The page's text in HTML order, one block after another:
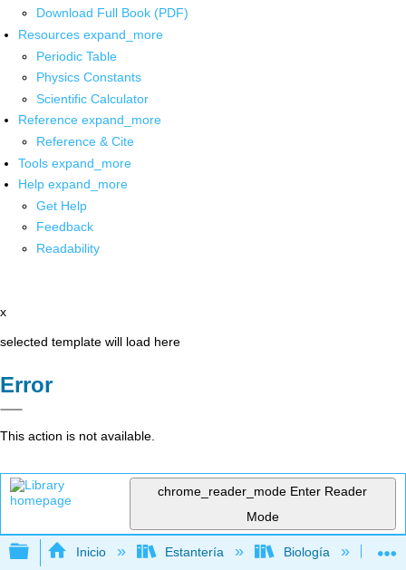
Download Full Book (PDF)
Resources expand_more
Periodic Table
Physics Constants
Scientific Calculator
Reference expand_more
Reference & Cite
Tools expand_more
Help expand_more
Get Help
Feedback
Readability
x
selected template will load here
Error
This action is not available.
chrome_reader_mode Enter Reader
Mode
Expandir/contraer jerarquía global
Inicio Estantería Biología